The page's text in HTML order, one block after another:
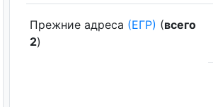
Прежние адреса (ЕГР) (всего
2)